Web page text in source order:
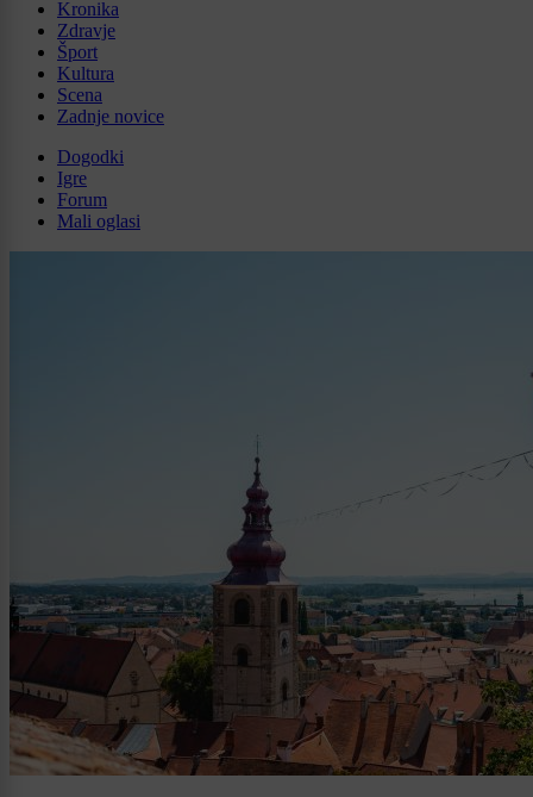
Kronika
Zdravje
Šport
Kultura
Scena
Zadnje novice
Dogodki
Igre
Forum
Mali oglasi